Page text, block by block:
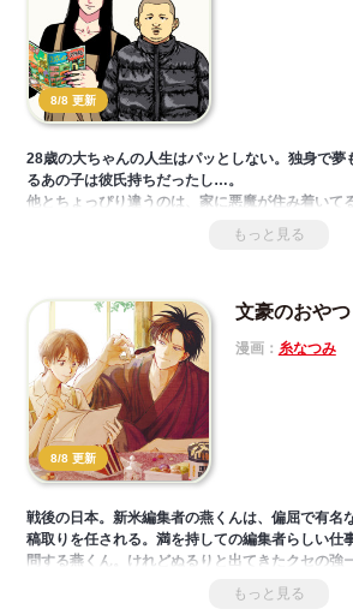
8/8 更新
28歳の大ちゃんの人生はパッとしない。独身で夢
るあの子は彼氏持ちだったし…。
他とちょっぴり違うのは、家に悪魔が住み着いて
人間をそそのかしたり悪さをするでもなく、「プ
か実家の母親みたいなことばかり言ってくる。
もっと見る
8/8 更新
文豪のおやつ
漫画： 糸なつみ
戦後の日本。新米編集者の燕くんは、偏屈で有名
稿取りを任される。満を持しての編集者らしい仕
問する燕くん。けれどぬるりと出てきたクセの強
やつを買って来なければ、原稿は渡せない」と追
もっと見る